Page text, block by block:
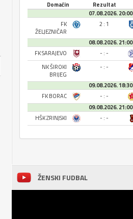
Domaćin Rezultat
07.08.2026. 20:00
FK
ŽELJEZNIČAR
2 : 1
08.08.2026. 21:00
FK SARAJEVO
- : -
NK ŠIROKI
BRIJEG
- : -
09.08.2026. 18:30
FK BORAC
- : -
09.08.2026. 21:00
HŠK ZRINJSKI
- : -
ŽENSKI FUDBAL